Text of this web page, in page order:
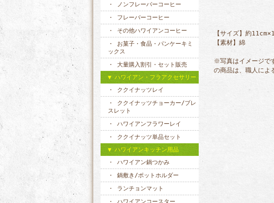
ノンフレーバーコーヒー
フレーバーコーヒー
その他ハワイアンコーヒー
お菓子・食品・パンケーキミ
ックス
大量購入割引・セット販売
ハワイアン・フラアクセサリー
ククイナッツレイ
ククイナッツチョーカー/ブレ
スレット
ハワイアンフラワーレイ
ククイナッツ単品セット
ハワイアンキッチン用品
ハワイアン鍋つかみ
鍋敷き/ポットホルダー
ランチョンマット
ハワイアンコースター
【サイズ】約
【素材】綿
※写真はイメージで
の商品は、職人によ